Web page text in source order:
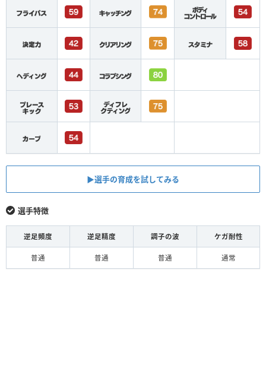
▶︎選手の育成を試してみる
選手特徴
逆足頻度 逆足精度 調子の波 ケガ耐性
普通 普通 普通 通常